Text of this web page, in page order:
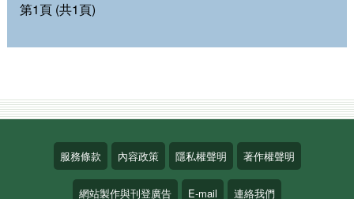
第1頁 (共1頁)
服務條款 內容政策 隱私權聲明 著作權聲明
網站製作與刊登廣告 E-mail 連絡我們